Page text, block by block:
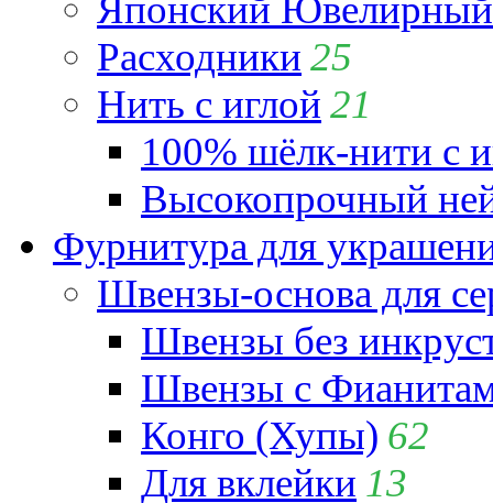
Расходники 25
Нить с иглой 21
100% шёлк-нити с
Высокопрочный
Фурнитура для
Швензы-основа для
Швензы без
Швензы с
Конго (Хупы) 62
Для вклейки 13